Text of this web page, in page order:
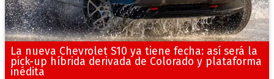
La nueva Chevrolet S10 ya tiene fecha: así será la
pick-up híbrida derivada de Colorado y plataforma
inédita